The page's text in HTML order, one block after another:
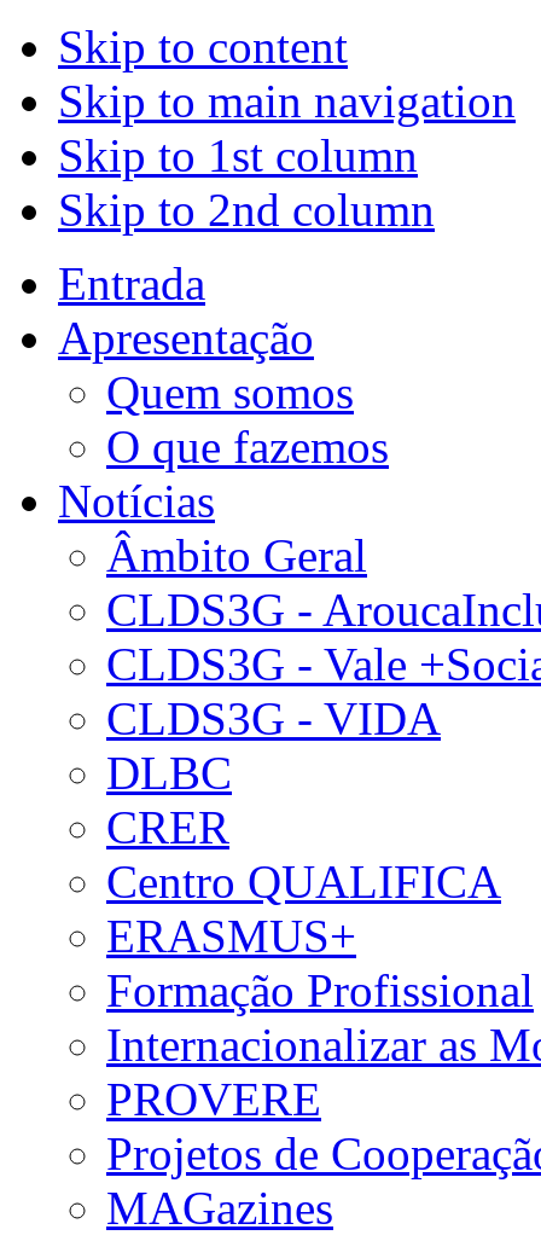
Skip to content
Skip to main navigation
Skip to 1st column
Skip to 2nd column
Entrada
Apresentação
Quem somos
O que fazemos
Notícias
Âmbito Geral
CLDS3G -
CLDS3G - Vale
CLDS3G - VIDA
DLBC
CRER
Centro QUALIFICA
ERASMUS+
Formação Profissional
Internacionalizar as
PROVERE
Projetos de
MAGazines